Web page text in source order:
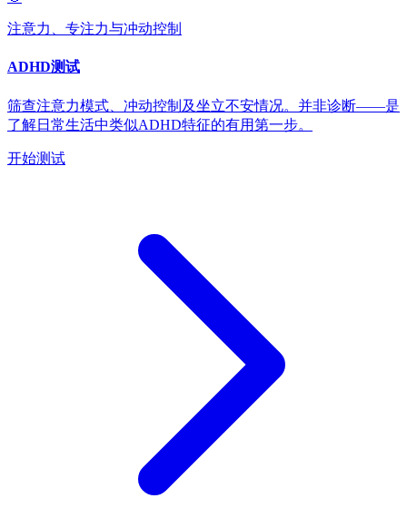
注意力、专注力与冲动控制
ADHD测试
筛查注意力模式、冲动控制及坐立不安情况。并非诊断——是
了解日常生活中类似ADHD特征的有用第一步。
开始测试